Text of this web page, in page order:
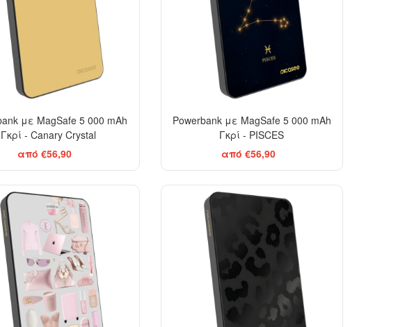
με MagSafe 5 000 mAh
Γκρί - Canary Crystal
από €56,90
Powerbank με MagSafe 5 000 mAh
Γκρί - PISCES
από €56,90